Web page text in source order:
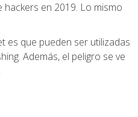
en 2019. Lo mismo
es que pueden ser utilizadas
Además, el peligro se ve